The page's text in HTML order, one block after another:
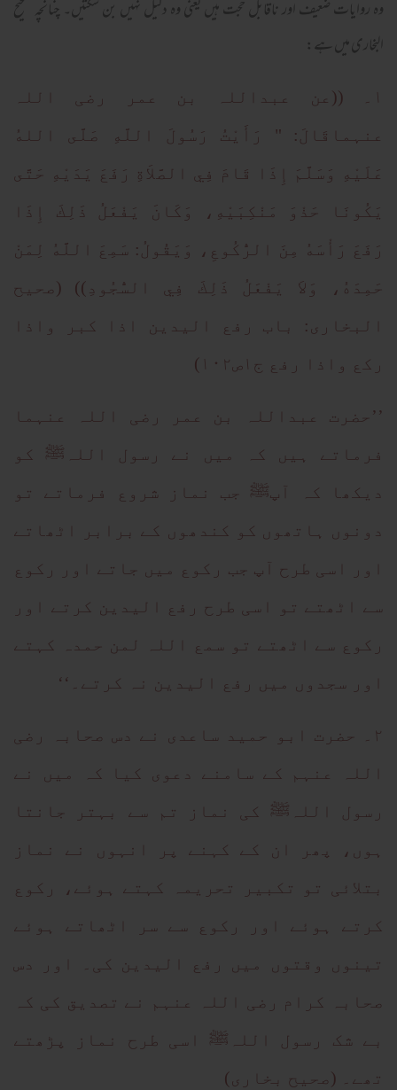
وہ روایات ضعیف اور ناقابل حجت ہیں یعنی وہ دلیل نہیں بن سکتیں۔ چنانچہ صحیح
البخاری میں ہے:
۱۔ ((عن عبداللہ بن عمر رضی اللہ
عنہماقَالَ: " رَأَيْتُ رَسُولَ اللَّهِ صَلَّى اللهُ
عَلَيْهِ وَسَلَّمَ إِذَا قَامَ فِي الصَّلاَةِ رَفَعَ يَدَيْهِ حَتَّى
يَكُونَا حَذْوَ مَنْكِبَيْهِ، وَكَانَ يَفْعَلُ ذَلِكَ إِذَا
رَفَعَ رَأْسَهُ مِنَ الرُّكُوعِ، وَيَقُولُ: سَمِعَ اللَّهُ لِمَنْ
حَمِدَهُ، وَلاَ يَفْعَلُ ذَلِكَ فِي السُّجُودِ)) (صحیح
البخاری: باب رفع الیدین اذا کبر واذا
رکع واذا رفع ج۱ص۱۰۲)
’’حضرت عبداللہ بن عمر رضی اللہ عنہما
فرماتے ہیں کہ میں نے رسول اللہﷺ کو
دیکھا کہ آپﷺ جب نماز شروع فرماتے تو
دونوں ہاتھوں کو کندھوں کے برابر اٹھاتے
اور اسی طرح آپ جب رکوع میں جاتے اور رکوع
سے اٹھتے تو اسی طرح رفع الیدین کرتے اور
رکوع سے اٹھتے تو سمع اللہ لمن حمدہ کہتے
اور سجدوں میں رفع الیدین نہ کرتے۔‘‘
۲۔ حضرت ابو حمید ساعدی نے دس صحابہ رضی
اللہ عنہم کے سامنے دعوی کیا کہ میں نے
رسول اللہﷺ کی نماز تم سے بہتر جانتا
ہوں، پھر ان کے کہنے پر انہوں نے نماز
بتلائی تو تکبیر تحریمہ کہتے ہوئے، رکوع
کرتے ہوئے اور رکوع سے سر اٹھاتے ہوئے
تینوں وقتوں میں رفع الیدین کی۔ اور دس
صحابہ کرام رضی اللہ عنہم نے تصدیق کی کہ
بے شک رسول اللہﷺ اسی طرح نماز پڑھتے
تھے۔ (صحیح بخاری)